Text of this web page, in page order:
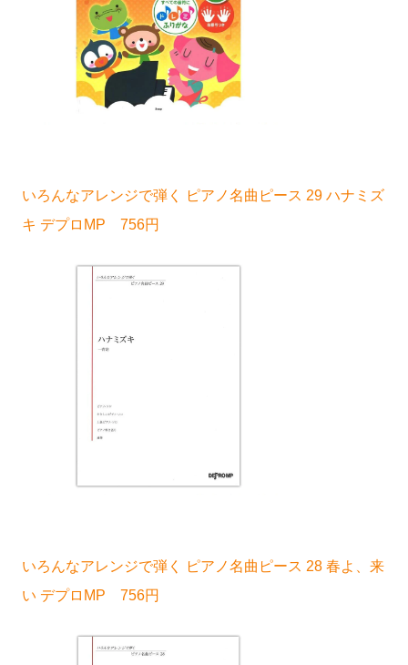
いろんなアレンジで弾く ピアノ名曲ピース 29 ハナミズ
キ デプロMP 756円
いろんなアレンジで弾く ピアノ名曲ピース 28 春よ、来
い デプロMP 756円